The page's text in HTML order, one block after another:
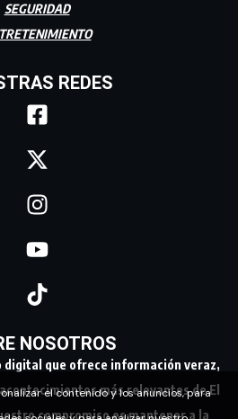
SEGURIDAD
REDES
NOSOTROS
digital que ofrece información veraz,
más relevantes de El
compromiso es mantener a la
el contenido y los anuncios, para